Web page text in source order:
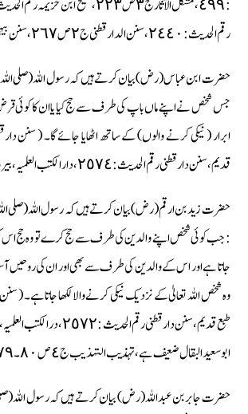
رقم الحدیث : ٢٤٤٠، سنن الدارقطنی ج ٢ ص ٢٦٧، سنن بیہقی ج ٤ ص ٢٣٦)
حضرت ابن عباس (رض) بیان کرتے ہیں کہ رسول اللہ (صلی اللہ
جس شخص نے اپنے ماں باپ کی طرف سے حج کیا یا ان کا کوئی
قدیم، سنن دارقطنی رقم الحدیث : ٢٥٧٤، دارالکتب العلمیہ، بیروت، ١٤٢٢ ھ)
حضرت زید بن ارقم (رض) بیان کرتے ہیں کہ رسول اللہ (صلی اللہ
: جب کوئی شخص اپنے والدین کی طرف سے حج کرے تو وہ حج
جاتا ہے اور اس کے والدین کی طرف سے بھی اور ان کی روحیں
طبع قدیم، سنن دارقطنی رقم
ابو سعید البقال ضعیف ہے، تہذیب التہذیب ج ٤ ص ٨٠۔ ٧٩)
حضرت جابر بن عبداللہ (رض) بیان کرتے ہیں کہ رسول اللہ